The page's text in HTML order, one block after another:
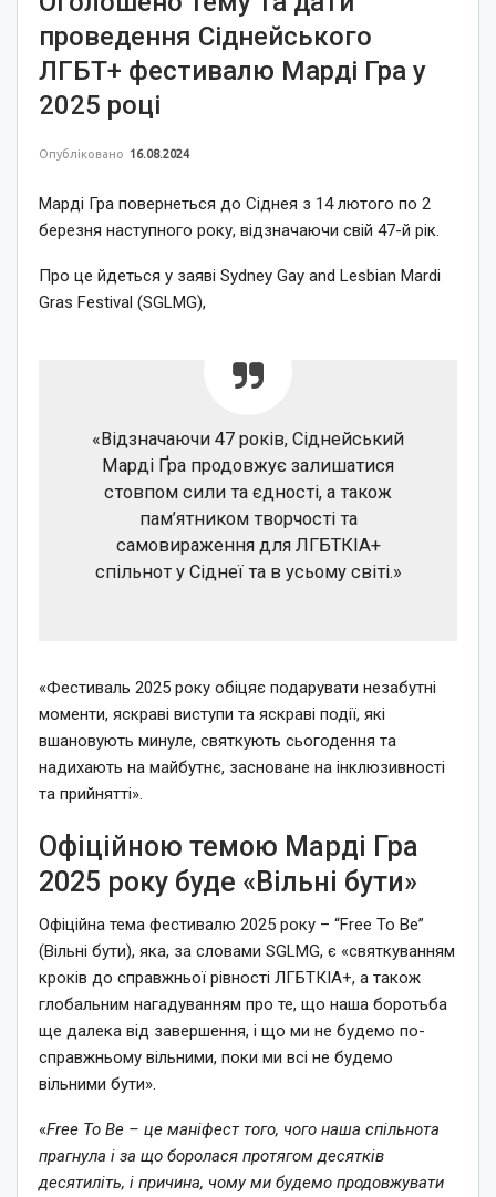
проведення Сіднейського
ЛГБТ+ фестивалю Марді Гра у
2025 році
Опубліковано 16.08.2024
Марді Гра повернеться до Сіднея з 14 лютого по 2
березня наступного року, відзначаючи свій 47-й рік.
Про це йдеться у заяві Sydney Gay and Lesbian Mardi
Gras Festival (SGLMG),
«Відзначаючи 47 років, Сіднейський
Марді Ґра продовжує залишатися
стовпом сили та єдності, а також
пам’ятником творчості та
самовираження для ЛГБТКІА+
спільнот у Сіднеї та в усьому світі.»
«Фестиваль 2025 року обіцяє подарувати незабутні
моменти, яскраві виступи та яскраві події, які
вшановують минуле, святкують сьогодення та
надихають на майбутнє, засноване на інклюзивності
та прийнятті».
Офіційною темою Марді Гра
2025 року буде «Вільні бути»
Офіційна тема фестивалю 2025 року – “Free To Be”
(Вільні бути), яка, за словами SGLMG, є «святкуванням
кроків до справжньої рівності ЛГБТКІА+, а також
глобальним нагадуванням про те, що наша боротьба
ще далека від завершення, і що ми не будемо по-
справжньому вільними, поки ми всі не будемо
вільними бути».
«Free To Be – це маніфест того, чого наша спільнота
прагнула і за що боролася протягом десятків
десятиліть, і причина, чому ми будемо продовжувати